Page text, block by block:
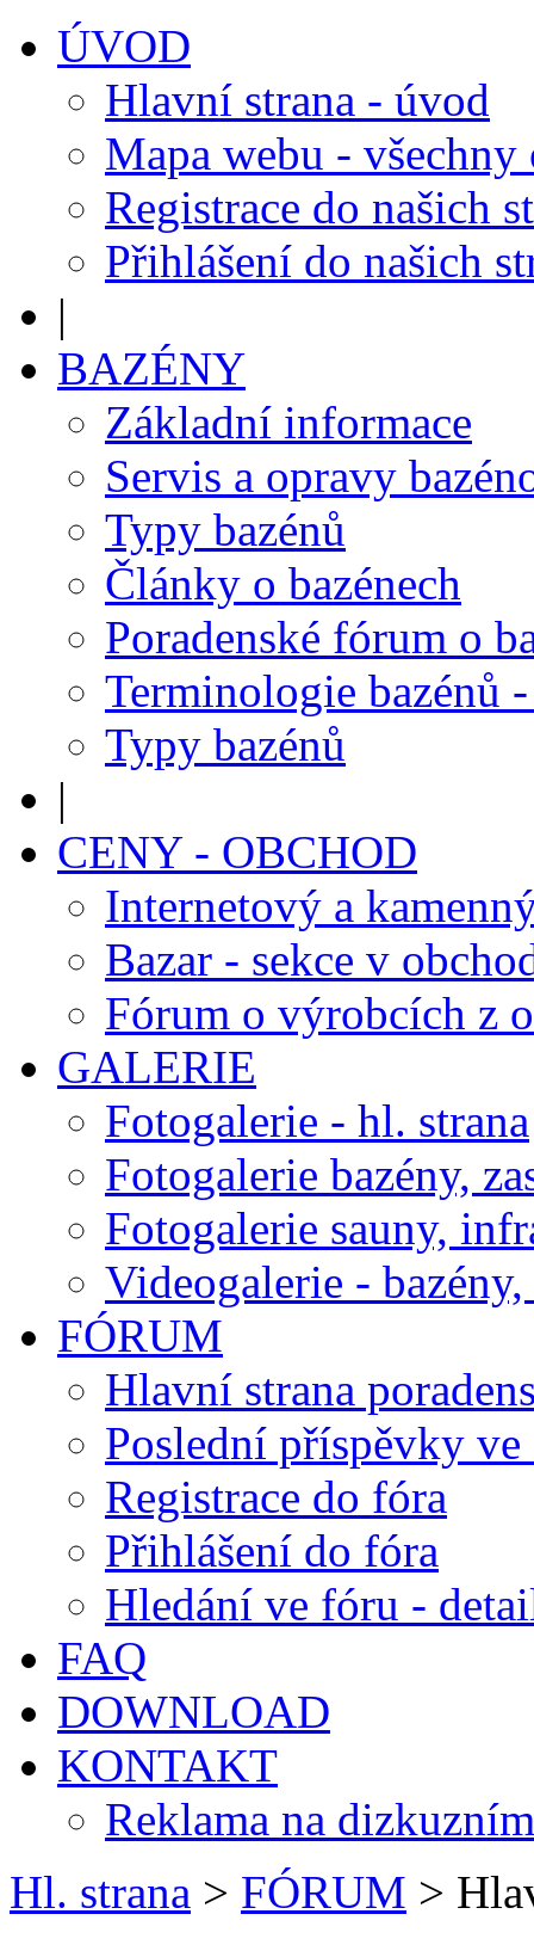
ÚVOD
Hlavní strana - úvod
Mapa webu - všechny
Registrace do našich
Přihlášení do našich
|
BAZÉNY
Základní informace
Servis a opravy
Typy bazénů
Články o bazénech
Poradenské fórum o
Terminologie bazénů
Typy bazénů
|
CENY - OBCHOD
Internetový a
Bazar - sekce v
Fórum o výrobcích z
GALERIE
Fotogalerie - hl. strana
Fotogalerie bazény,
Fotogalerie sauny,
Videogalerie - bazény,
FÓRUM
Hlavní strana
Poslední příspěvky
Registrace do fóra
Přihlášení do fóra
Hledání ve fóru -
FAQ
DOWNLOAD
KONTAKT
Reklama na
Hl. strana > FÓRUM >